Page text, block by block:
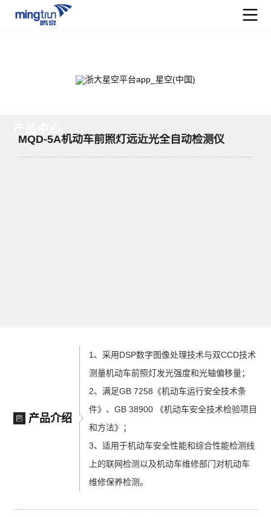
星空平台app_星空(中国)
MQD-5A机动车前照灯远近光全自动检测仪
产品介绍
1、采用DSP数字图像处理技术与双CCD技术
测量机动车前照灯发光强度和光轴偏移量；
2、满足GB 7258《机动车运行安全技术条
件》、GB 38900 《机动车安全技术检验项目
和方法》；
3、适用于机动车安全性能和综合性能检测线
上的联网检测以及机动车维修部门对机动车
维修保养检测。